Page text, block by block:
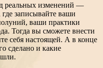
реальных изменений —
записывайте ваши
ваши практики
Тогда вы сможете внести
себя настоящей. А в конце
сделано и какие